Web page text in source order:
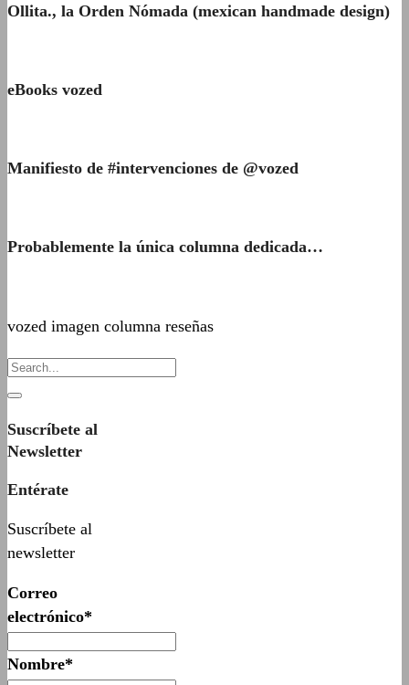
Ollita., la Orden Nómada (mexican handmade design)
eBooks vozed
Manifiesto de #intervenciones de @vozed
Probablemente la única columna dedicada…
vozed imagen columna reseñas
Suscríbete al
Newsletter
Entérate
Suscríbete al
newsletter
Correo
electrónico*
Nombre*